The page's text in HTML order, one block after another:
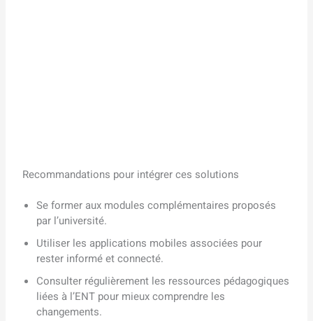
Recommandations pour intégrer ces solutions
Se former aux modules complémentaires proposés
par l’université.
Utiliser les applications mobiles associées pour
rester informé et connecté.
Consulter régulièrement les ressources pédagogiques
liées à l’ENT pour mieux comprendre les
changements.